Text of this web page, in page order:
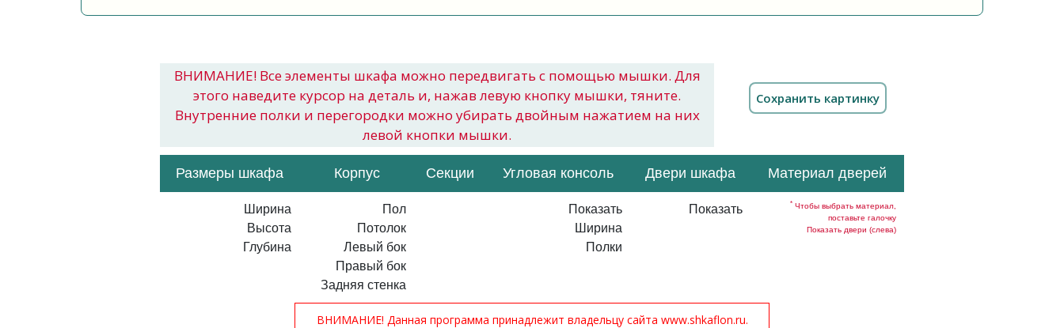
ВНИМАНИЕ! Все элементы шкафа можно передвигать с помощью мышки. Для
этого наведите курсор на деталь и, нажав левую кнопку мышки, тяните.
Внутренние полки и перегородки можно убирать двойным нажатием на них
левой кнопки мышки.
Размеры шкафа Корпус Секции Угловая консоль Двери шкафа Материал дверей
Ширина
Высота
Глубина
Пол
Потолок
Левый бок
Правый бок
Задняя стенка
Показать
Ширина
Полки
Показать * Чтобы выбрать материал,
поставьте галочку
Показать двери (слева)
ВНИМАНИЕ! Данная программа принадлежит владельцу сайта www.shkaflon.ru.